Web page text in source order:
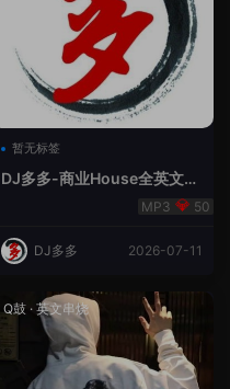
暂无标签
DJ多多-商业House全英文经
50
DJ多多 2026-07-11
Q鼓 · 英文串烧